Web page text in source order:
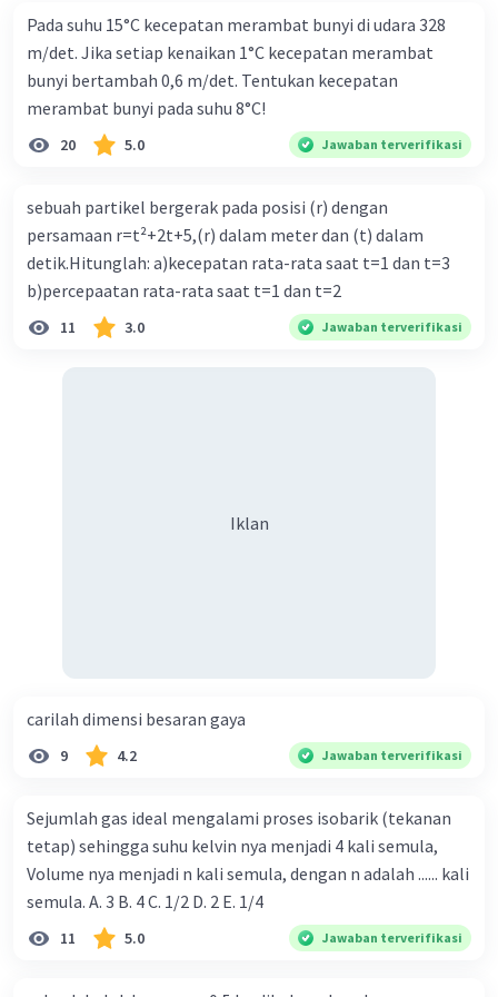
Pada suhu 15°C kecepatan merambat bunyi di udara 328
m/det. Jika setiap kenaikan 1°C kecepatan merambat
bunyi bertambah 0,6 m/det. Tentukan kecepatan
merambat bunyi pada suhu 8°C!
20 5.0 Jawaban terverifikasi
sebuah partikel bergerak pada posisi (r) dengan
persamaan r=t²+2t+5,(r) dalam meter dan (t) dalam
detik.Hitunglah: a)kecepatan rata-rata saat t=1 dan t=3
b)percepaatan rata-rata saat t=1 dan t=2
11 3.0 Jawaban terverifikasi
Iklan
carilah dimensi besaran gaya
9 4.2 Jawaban terverifikasi
Sejumlah gas ideal mengalami proses isobarik (tekanan
tetap) sehingga suhu kelvin nya menjadi 4 kali semula,
Volume nya menjadi n kali semula, dengan n adalah ...... kali
semula. A. 3 B. 4 C. 1/2 D. 2 E. 1/4
11 5.0 Jawaban terverifikasi